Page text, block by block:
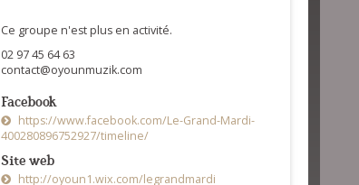
Ce groupe n'est plus en activité.
02 97 45 64 63
contact@oyounmuzik.com
Facebook
https://www.facebook.com/Le-Grand-Mardi-
400280896752927/timeline/
Site web
http://oyoun1.wix.com/legrandmardi